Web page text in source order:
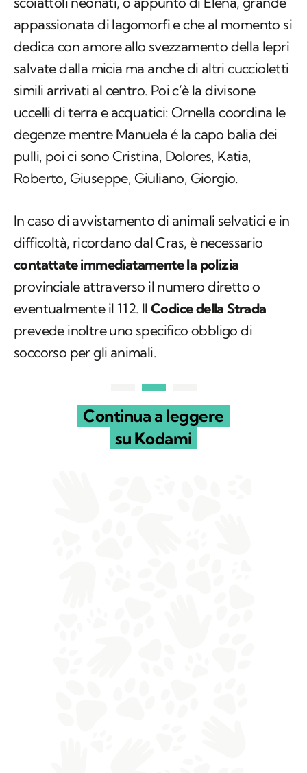
appassionata di lagomorfi e che al momento si
dedica con amore allo svezzamento della lepri
salvate dalla micia ma anche di altri cuccioletti
simili arrivati al centro. Poi c’è la divisone
uccelli di terra e acquatici: Ornella coordina le
degenze mentre Manuela é la capo balia dei
pulli, poi ci sono Cristina, Dolores, Katia,
Roberto, Giuseppe, Giuliano, Giorgio.
In caso di avvistamento di animali selvatici e in
difficoltà, ricordano dal Cras, è necessario
contattate immediatamente la polizia
provinciale attraverso il numero diretto o
eventualmente il 112. Il Codice della Strada
prevede inoltre uno specifico obbligo di
soccorso per gli animali.
Continua a leggere
su Kodami